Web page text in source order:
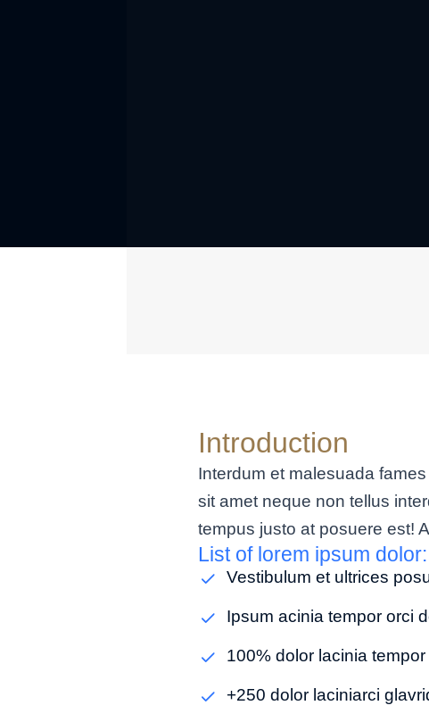
Introduction
Interdum et malesuada
sit amet neque non tellus
tempus justo at posuere est!
List of lorem ipsum dolor:
Vestibulum et ultrices
Ipsum acinia tempor orci
100% dolor lacinia
+250 dolor laciniarci